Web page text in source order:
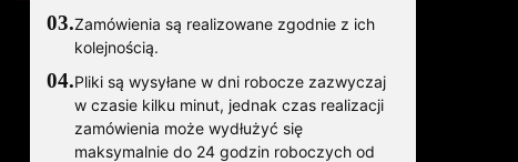
03.Zamówienia są realizowane zgodnie z ich
kolejnością.
04.Pliki są wysyłane w dni robocze zazwyczaj
w czasie kilku minut, jednak czas realizacji
zamówienia może wydłużyć się
maksymalnie do 24 godzin roboczych od